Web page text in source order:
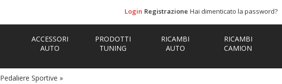
Login Registrazione Hai dimenticato la password?
ACCESSORI
AUTO
PRODOTTI
TUNING
RICAMBI
AUTO
RICAMBI
CAMION
Pedaliere Sportive »